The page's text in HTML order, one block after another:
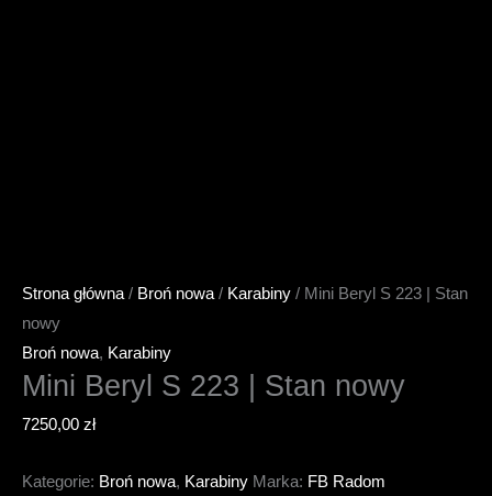
Strona główna/ Broń nowa/ Karabiny / Mini Beryl S 223 | Stan
nowy
Broń nowa, Karabiny
Mini Beryl S 223 | Stan nowy
7250,00 zł
Kategorie: Broń nowa, Karabiny Marka: FB Radom